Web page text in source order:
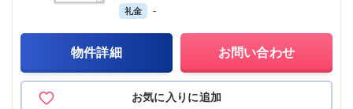
礼金 -
物件詳細 お問い合わせ
お気に入りに追加